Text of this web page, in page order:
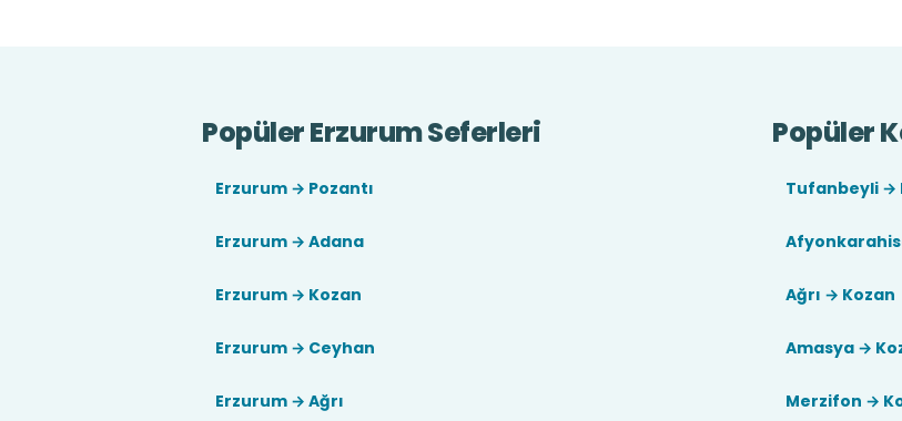
Popüler Erzurum Seferleri
Erzurum → Pozantı
Erzurum → Adana
Erzurum → Kozan
Erzurum → Ceyhan
Erzurum → Ağrı
Popüler
Tufanbeyli →
Ağrı → Kozan
Amasya →
Merzifon →